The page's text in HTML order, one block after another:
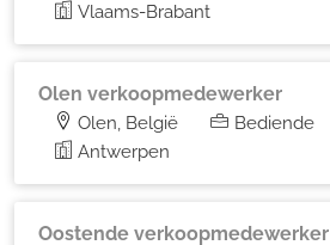
Vlaams-Brabant
Olen verkoopmedewerker
Olen, België
Bediende
Antwerpen
Oostende verkoopmedewerker